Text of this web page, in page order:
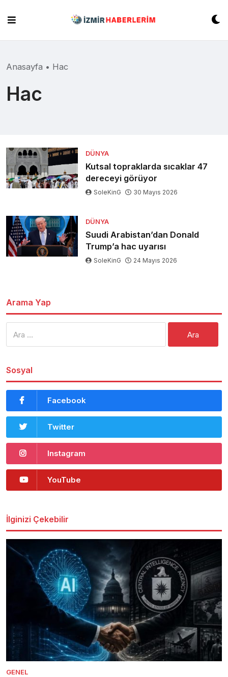
content
Anasayfa • Hac
Hac
DÜNYA
Kutsal topraklarda sıcaklar 47
dereceyi görüyor
SoleKinG 30 Mayıs 2026
DÜNYA
Suudi Arabistan’dan Donald
Trump’a hac uyarısı
SoleKinG 24 Mayıs 2026
Arama Yap
Sosyal
Facebook
Twitter
Instagram
YouTube
İlginizi Çekebilir
GENEL